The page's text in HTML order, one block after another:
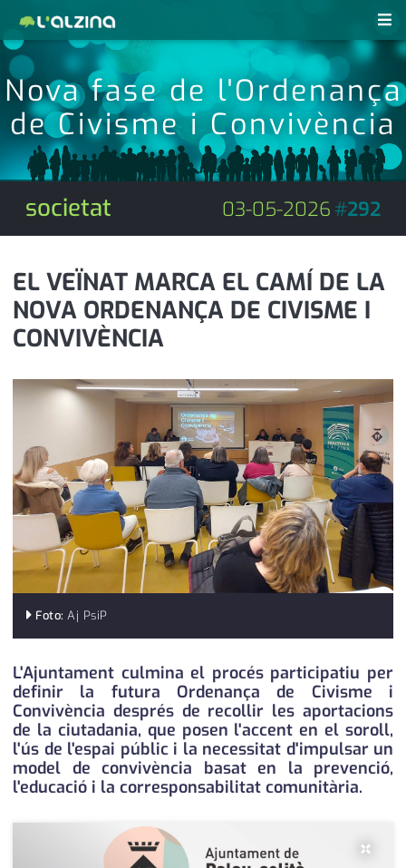
últimes notícies
activitats
agenda
empresa
esports
medi ambient
opinió
política
promo serveis
reportatge
societat
successos
urbanisme
revistes pdf
anunciants
subscripció
contacte
telèfons
calendari
Nova fase de l'Ordenança
de Civisme i Convivència
societat 03-05-2026#292
EL VEÏNAT MARCA EL CAMÍ DE LA
NOVA ORDENANÇA DE CIVISME I
CONVIVÈNCIA
Foto: Aj PsiP
L'Ajuntament culmina el procés participatiu per
definir la futura Ordenança de Civisme i
Convivència després de recollir les aportacions
de la ciutadania, que posen l'accent en el soroll,
l'ús de l'espai públic i la necessitat d'impulsar un
model de convivència basat en la prevenció,
l'educació i la corresponsabilitat comunitària.
×